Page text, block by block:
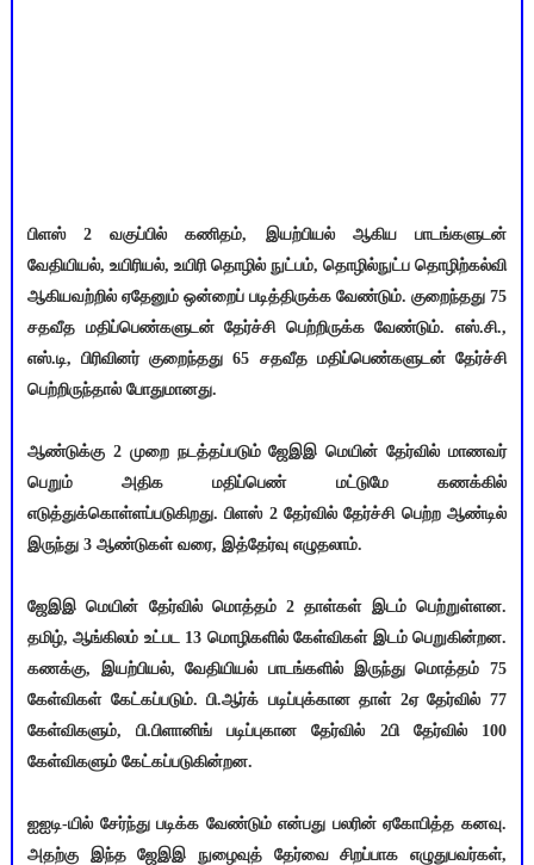
பிளஸ் 2 வகுப்பில் கணிதம், இயற்பியல் ஆகிய பாடங்களுடன்
வேதியியல், உயிரியல், உயிரி தொழில் நுட்பம், தொழில்நுட்ப தொழிற்கல்வி
ஆகியவற்றில் ஏதேனும் ஒன்றைப் படித்திருக்க வேண்டும். குறைந்தது 75
சதவீத மதிப்பெண்களுடன் தேர்ச்சி பெற்றிருக்க வேண்டும். எஸ்.சி.,
எஸ்.டி, பிரிவினர் குறைந்தது 65 சதவீத மதிப்பெண்களுடன் தேர்ச்சி
பெற்றிருந்தால் போதுமானது.
ஆண்டுக்கு 2 முறை நடத்தப்படும் ஜேஇஇ மெயின் தேர்வில் மாணவர்
பெறும் அதிக மதிப்பெண் மட்டுமே கணக்கில்
எடுத்துக்கொள்ளப்படுகிறது. பிளஸ் 2 தேர்வில் தேர்ச்சி பெற்ற ஆண்டில்
இருந்து 3 ஆண்டுகள் வரை, இத்தேர்வு எழுதலாம்.
ஜேஇஇ மெயின் தேர்வில் மொத்தம் 2 தாள்கள் இடம் பெற்றுள்ளன.
தமிழ், ஆங்கிலம் உட்பட 13 மொழிகளில் கேள்விகள் இடம் பெறுகின்றன.
கணக்கு, இயற்பியல், வேதியியல் பாடங்களில் இருந்து மொத்தம் 75
கேள்விகள் கேட்கப்படும். பி.ஆர்க் படிப்புக்கான தாள் 2ஏ தேர்வில் 77
கேள்விகளும், பி.பிளானிங் படிப்புகான தேர்வில் 2பி தேர்வில் 100
கேள்விகளும் கேட்கப்படுகின்றன.
ஐஐடி-யில் சேர்ந்து படிக்க வேண்டும் என்பது பலரின் ஏகோபித்த கனவு.
அதற்கு இந்த ஜேஇஇ நுழைவுத் தேர்வை சிறப்பாக எழுதுபவர்கள்,